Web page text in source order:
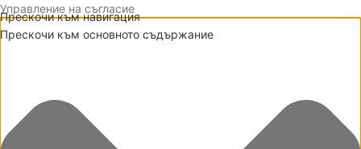
Управление на съгласие
Прескочи към навигация
Прескочи към основното съдържание